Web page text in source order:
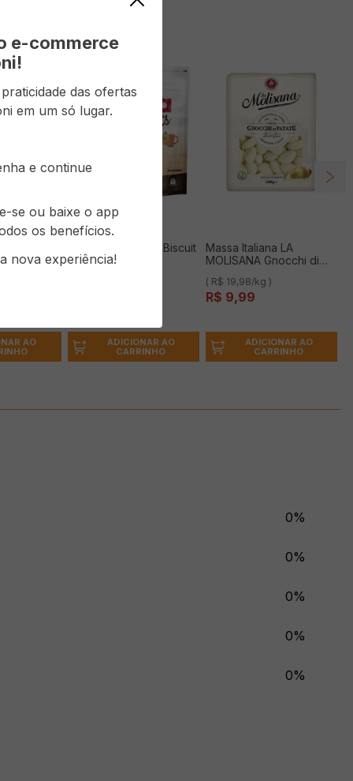
AO
Biscoito NUTELLA Biscuit
193g
ADICIONAR AO
CARRINHO
Massa Italiana LA
MOLISANA Gnocchi di
( R$ 19,98/kg )
R$ 9,99
ADICIONAR AO
CARRINHO
0%
0%
0%
0%
0%
e-commerce
das ofertas
em um só lugar.
e continue
se ou baixe o app
os benefícios.
nova experiência!